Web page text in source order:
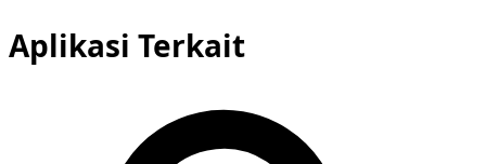
Aplikasi Terkait